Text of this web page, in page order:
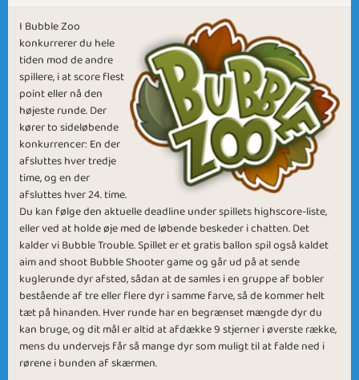
Medusa Aquamarine
Fit For Fight SummerHeat
Light Breeze Goodbye 2021
I Bubble Zoo
konkurrerer du hele
tiden mod de andre
spillere, i at score flest
point eller nå den
højeste runde. Der
kører to sideløbende
konkurrencer: En der
afsluttes hver tredje
time, og en der
afsluttes hver 24. time.
Du kan følge den aktuelle deadline under spillets highscore-liste,
eller ved at holde øje med de løbende beskeder i chatten. Det
kalder vi Bubble Trouble. Spillet er et gratis ballon spil også kaldet
aim and shoot Bubble Shooter game og går ud på at sende
kuglerunde dyr afsted, sådan at de samles i en gruppe af bobler
bestående af tre eller flere dyr i samme farve, så de kommer helt
tæt på hinanden. Hver runde har en begrænset mængde dyr du
kan bruge, og dit mål er altid at afdække 9 stjerner i øverste række,
mens du undervejs får så mange dyr som muligt til at falde ned i
rørene i bunden af skærmen.